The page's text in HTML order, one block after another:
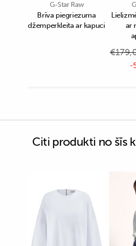
G-Star Raw
Brīva piegriezuma
džemperkleita ar kapuci
ar
€
-
Citi produkti no šīs